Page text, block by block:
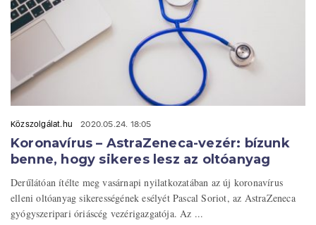
Közszolgálat.hu 2020.05.24. 18:05
Koronavírus – AstraZeneca-vezér: bízunk
benne, hogy sikeres lesz az oltóanyag
Derűlátóan ítélte meg vasárnapi nyilatkozatában az új koronavírus
elleni oltóanyag sikerességének esélyét Pascal Soriot, az AstraZeneca
gyógyszeripari óriáscég vezérigazgatója. Az ...